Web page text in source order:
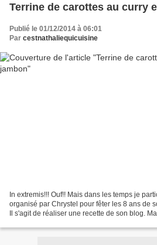
Terrine de carottes au curry
Publié le 01/12/2014 à 06:01
Par cestnathaliequicuisine
In extremis!!! Ouf!! Mais dans les temps je
organisé par Chrystel pour fêter les 8 ans de
Il s'agit de réaliser une recette de son blog.